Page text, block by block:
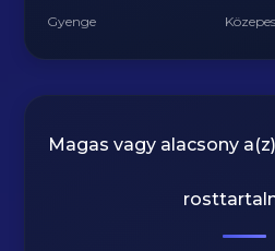
Gyenge Közepes
Magas vagy alacsony